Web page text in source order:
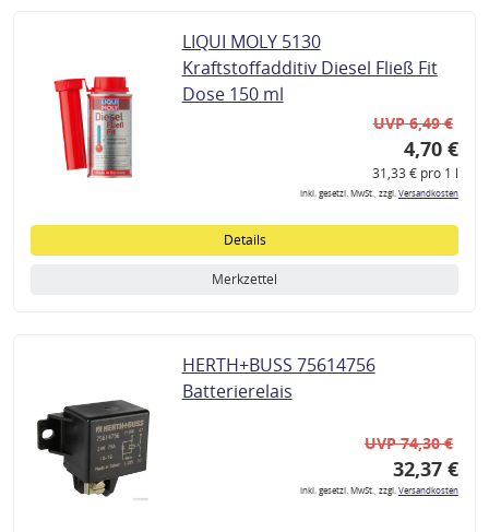
LIQUI MOLY 5130
Kraftstoffadditiv Diesel Fließ Fit
Dose 150 ml
UVP 6,49 €
4,70 €
31,33 € pro 1 l
inkl. gesetzl. MwSt., zzgl.Versandkosten
Details
Merkzettel
HERTH+BUSS 75614756
Batterierelais
UVP 74,30 €
32,37 €
inkl. gesetzl. MwSt., zzgl.Versandkosten